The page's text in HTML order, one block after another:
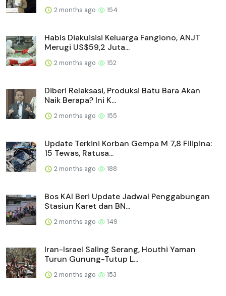
2 months ago 154
Habis Diakuisisi Keluarga Fangiono, ANJT
Merugi US$59,2 Juta...
2 months ago 152
Diberi Relaksasi, Produksi Batu Bara Akan
Naik Berapa? Ini K...
2 months ago 155
Update Terkini Korban Gempa M 7,8 Filipina:
15 Tewas, Ratusa...
2 months ago 188
Bos KAI Beri Update Jadwal Penggabungan
Stasiun Karet dan BN...
2 months ago 149
Iran-Israel Saling Serang, Houthi Yaman
Turun Gunung-Tutup L...
2 months ago 153